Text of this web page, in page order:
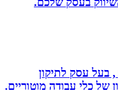
עסק לתיקון
עבודה מוטוריים.